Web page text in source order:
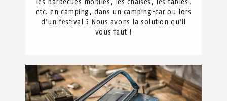
etc. en camping, dans un camping-car ou lors
d'un festival ? Nous avons la solution qu'il
vous faut !